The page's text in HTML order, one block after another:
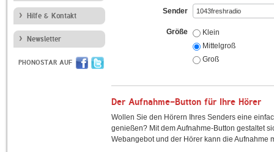
Hilfe & Kontakt
Newsletter
PHONOSTAR AUF
Sender
Größe
Klein
Mittelgroß
Groß
Der Aufnahme-Button für Ihre Hörer
Wollen Sie den Hörern Ihres Senders eine
genießen? Mit dem Aufnahme-Button gestaltet
Webangebot und der Hörer kann die Aufnahme